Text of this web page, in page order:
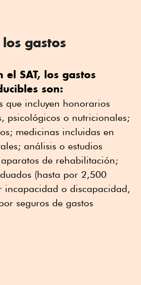
los gastos
el SAT, los gastos
son:
que incluyen honorarios
psicológicos o nutricionales;
medicinas incluidas en
análisis o estudios
de rehabilitación;
(hasta por 2,500
incapacidad o discapacidad,
seguros de gastos